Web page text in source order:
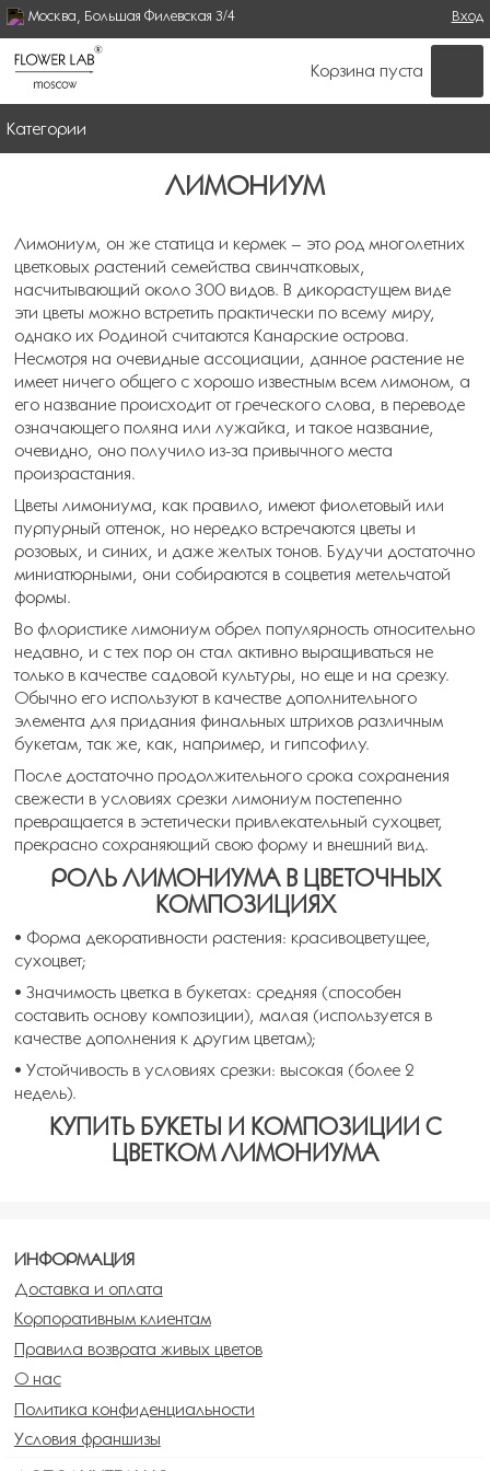
Москва, Большая Филевская 3/4 ФОРМА ПОИСКА
Вход
Корзина пуста
Категории
ЛИМОНИУМ
Лимониум, он же статица и кермек – это род многолетних
цветковых растений семейства свинчатковых,
насчитывающий около 300 видов. В дикорастущем виде
эти цветы можно встретить практически по всему миру,
однако их Родиной считаются Канарские острова.
Несмотря на очевидные ассоциации, данное растение не
имеет ничего общего с хорошо известным всем лимоном, а
его название происходит от греческого слова, в переводе
означающего поляна или лужайка, и такое название,
очевидно, оно получило из-за привычного места
произрастания.
Цветы лимониума, как правило, имеют фиолетовый или
пурпурный оттенок, но нередко встречаются цветы и
розовых, и синих, и даже желтых тонов. Будучи достаточно
миниатюрными, они собираются в соцветия метельчатой
формы.
Во флористике лимониум обрел популярность относительно
недавно, и с тех пор он стал активно выращиваться не
только в качестве садовой культуры, но еще и на срезку.
Обычно его используют в качестве дополнительного
элемента для придания финальных штрихов различным
букетам, так же, как, например, и гипсофилу.
После достаточно продолжительного срока сохранения
свежести в условиях срезки лимониум постепенно
превращается в эстетически привлекательный сухоцвет,
прекрасно сохраняющий свою форму и внешний вид.
РОЛЬ ЛИМОНИУМА В ЦВЕТОЧНЫХ
КОМПОЗИЦИЯХ
• Форма декоративности растения: красивоцветущее,
сухоцвет;
• Значимость цветка в букетах: средняя (способен
составить основу композиции), малая (используется в
качестве дополнения к другим цветам);
• Устойчивость в условиях срезки: высокая (более 2
недель).
КУПИТЬ БУКЕТЫ И КОМПОЗИЦИИ С
ЦВЕТКОМ ЛИМОНИУМА
ИНФОРМАЦИЯ
Доставка и оплата
Корпоративным клиентам
Правила возврата живых цветов
О нас
Политика конфиденциальности
Условия франшизы